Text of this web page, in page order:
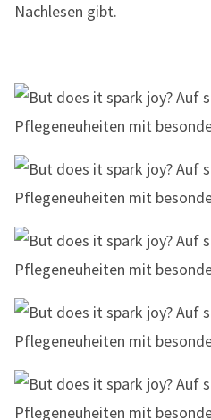
Nachlesen gibt.